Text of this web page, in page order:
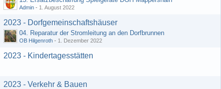
Admin - 1. August 2022
2023 - Dorfgemeinschaftshäuser
04. Reparatur der Stromleitung an den Dorfbrunnen
OB Hilgenroth - 1. Dezember 2022
2023 - Kindertagesstätten
2023 - Verkehr & Bauen